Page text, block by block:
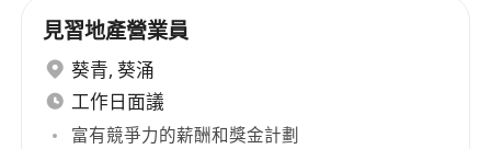
見習地產營業員
葵青, 葵涌
工作日面議
富有競爭力的薪酬和獎金計劃